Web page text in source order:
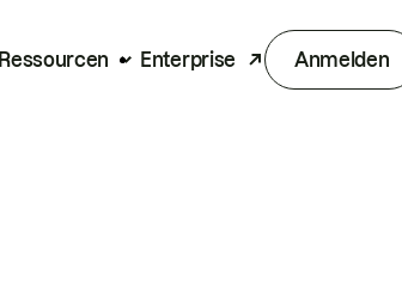
Ressourcen Enterprise Anmelden